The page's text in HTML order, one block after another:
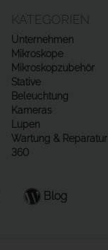
KATEGORIEN
Unternehmen
Mikroskope
Mikroskopzubehör
Stative
Beleuchtung
Kameras
Lupen
Wartung & Reparatur
360
Blog